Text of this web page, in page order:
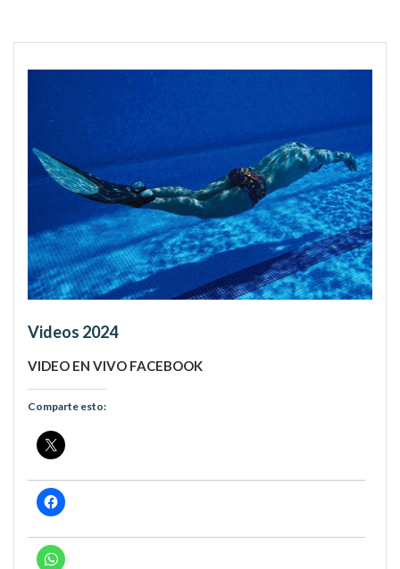
Videos 2024
VIDEO EN VIVO FACEBOOK
Comparte esto: